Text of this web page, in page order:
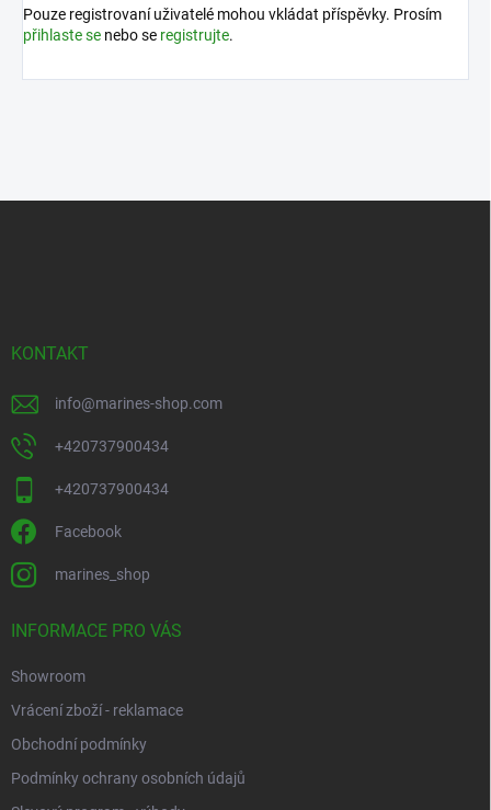
Pouze registrovaní uživatelé mohou vkládat příspěvky. Prosím
přihlaste se nebo se registrujte.
KONTAKT
info@marines-shop.com
+420737900434
+420737900434
Facebook
marines_shop
INFORMACE PRO VÁS
Showroom
Vrácení zboží - reklamace
Obchodní podmínky
Podmínky ochrany osobních údajů